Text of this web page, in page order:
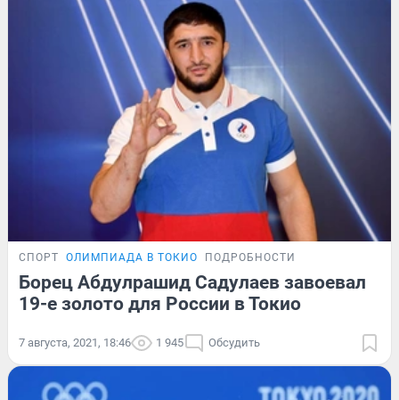
СПОРТ ОЛИМПИАДА В ТОКИО ПОДРОБНОСТИ
Борец Абдулрашид Садулаев завоевал
19-е золото для России в Токио
7 августа, 2021, 18:46 1 945 Обсудить